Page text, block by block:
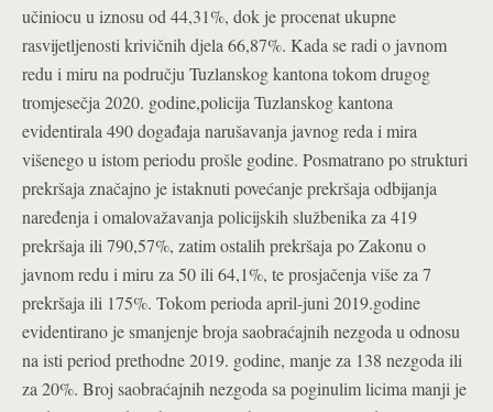
učiniocu u iznosu od 44,31%, dok je procenat ukupne
rasvijetljenosti krivičnih djela 66,87%. Kada se radi o javnom
redu i miru na području Tuzlanskog kantona tokom drugog
tromjesečja 2020. godine,policija Tuzlanskog kantona
evidentirala 490 događaja narušavanja javnog reda i mira
višenego u istom periodu prošle godine. Posmatrano po strukturi
prekršaja značajno je istaknuti povećanje prekršaja odbijanja
naređenja i omalovažavanja policijskih službenika za 419
prekršaja ili 790,57%, zatim ostalih prekršaja po Zakonu o
javnom redu i miru za 50 ili 64,1%, te prosjačenja više za 7
prekršaja ili 175%. Tokom perioda april-juni 2019.godine
evidentirano je smanjenje broja saobraćajnih nezgoda u odnosu
na isti period prethodne 2019. godine, manje za 138 nezgoda ili
za 20%. Broj saobraćajnih nezgoda sa poginulim licima manji je